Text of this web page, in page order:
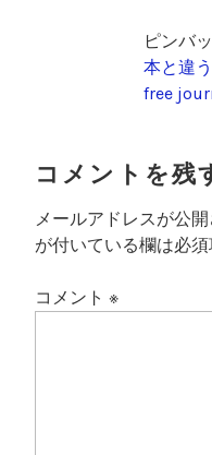
ピンバ
本と違
free
コメントを残
メールアドレスが公
が付いている欄は必
コメント ※